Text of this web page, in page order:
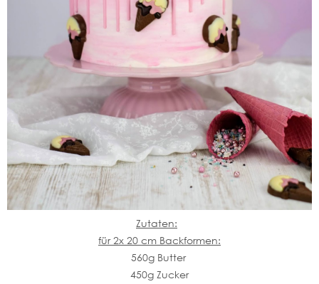
Zutaten:
für 2x 20 cm Backformen:
560g Butter
450g Zucker